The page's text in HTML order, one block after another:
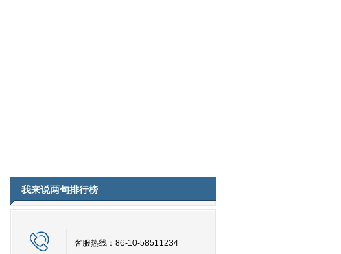
我来说两句排行榜
客服热线：86-10-58511234